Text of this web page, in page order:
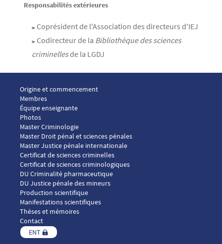
Responsabilités extérieures
Coprésident de l'Association des directeurs d'IEJ
Codirecteur de la Bibliothèque des sciences
criminellesde la LGDJ
Menu footer ICP 1
Origine et commencement
Membres
Équipe enseignante
Photos
Menu footer ICP 2
Master Criminologie
Master Droit pénal et sciences pénales
Master Justice pénale internationale
Menu footer ICP 3
Certificat de sciences criminelles
Certificat de sciences criminologiques
DU Criminalité pharmaceutique
DU Justice pénale des mineurs
Menu footer ICP 4
Production scientifique
Manifestations scientifiques
Thèses et mémoires
Contact
ENT